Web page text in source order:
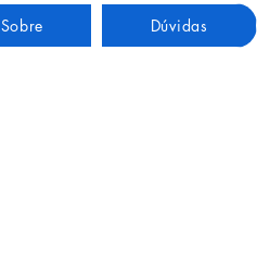
Sobre Dúvidas